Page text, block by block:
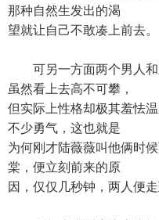
那种自然生发出的渴
望就让自己不敢凑上前去。
可另一方面两个男人和
虽然看上去高不可攀，
但实际上性格却极其羞怯
不少勇气，这也就是
为何刚才陆薇薇叫他俩时
棠，便立刻前来的原
因，仅仅几秒钟，两人便